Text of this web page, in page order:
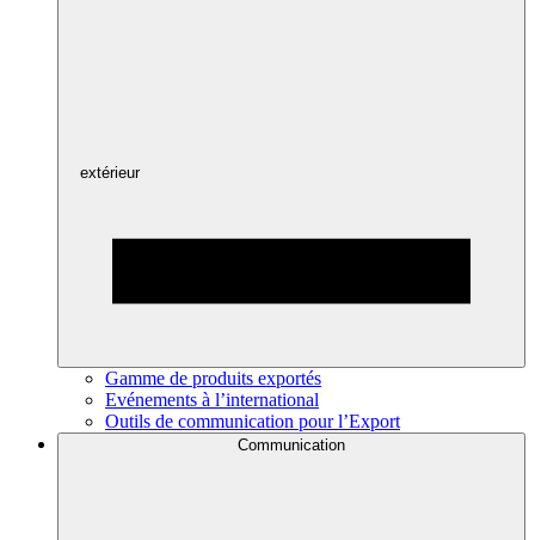
extérieur
Gamme de produits exportés
Evénements à l’international
Outils de communication pour l’Export
Communication